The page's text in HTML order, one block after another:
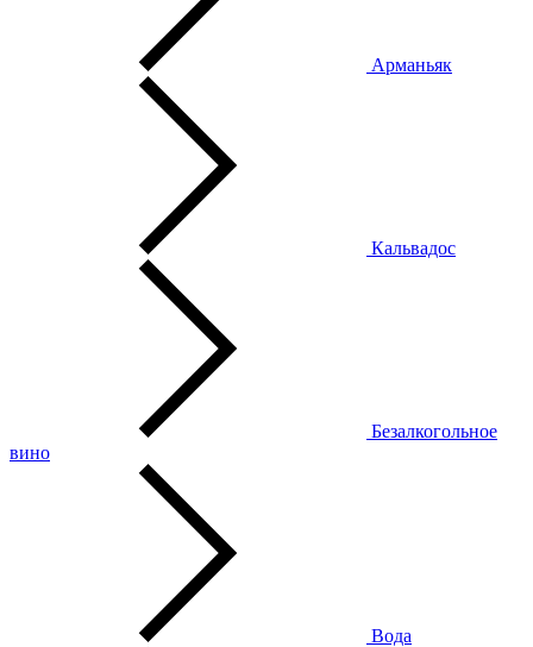
Арманьяк
Кальвадос
Безалкогольное
вино
Вода